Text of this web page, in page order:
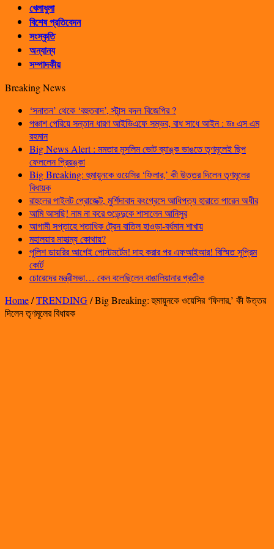
খেলাধুলা
বিশেষ প্রতিবেদন
সংস্কৃতি
অন্যান্য
সম্পাদকীয়
Breaking News
‘সনাতন’ থেকে ‘বহুতবাদ’, স্টান্স বদল বিজেপির ?
পঞ্চাশ পেরিয়ে সন্তান ধারণ আইভিএফে সম্ভব, বাধ সাধে আইন : ডঃ এস এম
রহমান
Big News Alert : মমতার মুসলিম ভোট ব্যাঙ্ক ভাঙতে তৃণমূলেই ছিপ
ফেললেন প্রিয়ঙ্কা
Big Breaking: হুমায়ুনকে ওয়েসির ‘ফিলার,’ কী উত্তর দিলেন তৃণমূলের
বিধায়ক
রাহুলের পাইলট প্রোজেক্ট, মুর্শিদাবাদ কংগ্রেসে আধিপত্য হারাতে পারেন অধীর
আমি আসছি! নাম না করে শুভেন্দুকে শাসালেন আনিসুর
আগামী সপ্তাহে শতাধিক ট্রেন বাতিল হাওড়া-বর্ধমান শাখায়
মহালয়ার মাহাত্ম্য কোথায়?
পুলিশ ডায়রির আগেই পোস্টমর্টেম! দাহ করার পর এফআইআর! বিস্মিত সুপ্রিম
কোর্ট
চোরেদের মন্ত্রীসভা… কেন বলেছিলেন বাঙালিয়ানার প্রতীক
Home/TRENDING/Big Breaking: হুমায়ুনকে ওয়েসির ‘ফিলার,’ কী উত্তর
দিলেন তৃণমূলের বিধায়ক